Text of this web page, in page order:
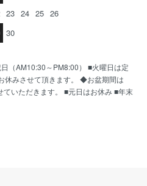
23 24 25 26
30
（AM10:30～PM8:00） ■火曜日は定
休みさせて頂きます。 ◆お盆期間は
ていただきます。 ■元日はお休み ■年末